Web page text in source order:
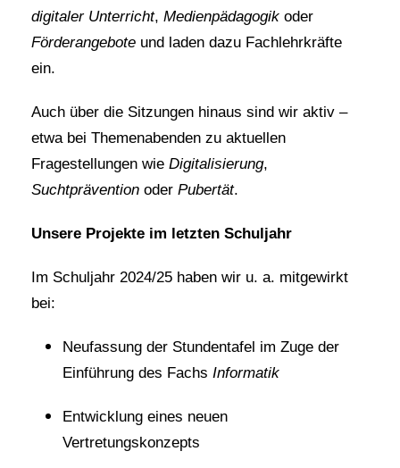
digitaler Unterricht, Medienpädagogik oder
Förderangebote und laden dazu Fachlehrkräfte
ein.
Auch über die Sitzungen hinaus sind wir aktiv –
etwa bei Themenabenden zu aktuellen
Fragestellungen wie Digitalisierung,
Suchtprävention oder Pubertät.
Unsere Projekte im letzten Schuljahr
Im Schuljahr 2024/25 haben wir u. a. mitgewirkt
bei:
Neufassung der Stundentafel im Zuge der
Einführung des Fachs Informatik
Entwicklung eines neuen
Vertretungskonzepts